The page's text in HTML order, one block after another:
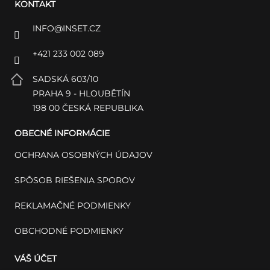
KONTAKT
INFO@INSET.CZ
+421 233 002 089
SADSKÁ 603/10
PRAHA 9 - HLOUBĚTÍN
198 00 ČESKÁ REPUBLIKA
OBECNÉ INFORMÁCIE
OCHRANA OSOBNÝCH ÚDAJOV
SPÔSOB RIEŠENIA SPOROV
REKLAMAČNÉ PODMIENKY
OBCHODNÉ PODMIENKY
VÁŠ ÚČET